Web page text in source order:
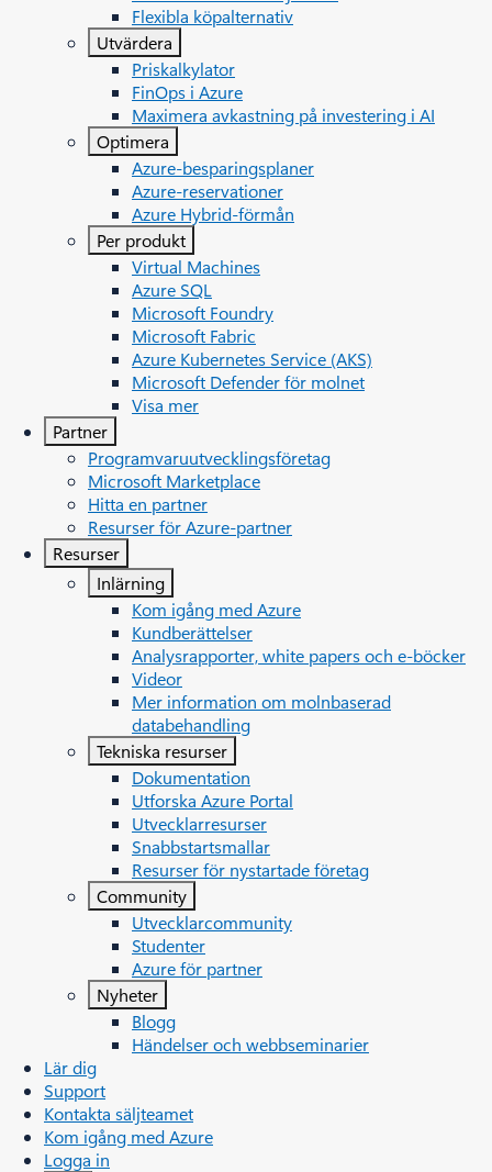
Flexibla köpalternativ
Utvärdera
Priskalkylator
FinOps i Azure
Maximera avkastning på investering i AI
Optimera
Azure-besparingsplaner
Azure-reservationer
Azure Hybrid-förmån
Per produkt
Virtual Machines
Azure SQL
Microsoft Foundry
Microsoft Fabric
Azure Kubernetes Service (AKS)
Microsoft Defender för molnet
Visa mer
Partner
Programvaruutvecklingsföretag
Microsoft Marketplace
Hitta en partner
Resurser för Azure-partner
Resurser
Inlärning
Kom igång med Azure
Kundberättelser
Analysrapporter, white papers och e-böcker
Videor
Mer information om molnbaserad
databehandling
Tekniska resurser
Dokumentation
Utforska Azure Portal
Utvecklarresurser
Snabbstartsmallar
Resurser för nystartade företag
Community
Utvecklarcommunity
Studenter
Azure för partner
Nyheter
Blogg
Händelser och webbseminarier
Lär dig
Support
Kontakta säljteamet
Kom igång med Azure
Logga in